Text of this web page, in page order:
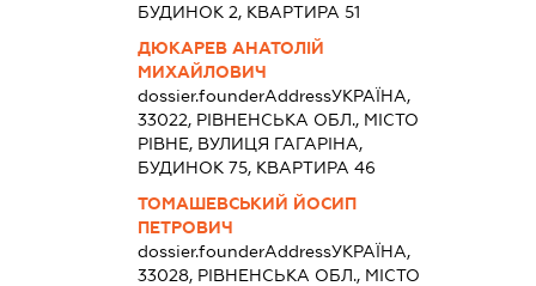
БУДИНОК 2, КВАРТИРА 51
ДЮКАРЕВ АНАТОЛІЙ
МИХАЙЛОВИЧ
dossier.founderAddressУКРАЇНА,
33022, РІВНЕНСЬКА ОБЛ., МІСТО
РІВНЕ, ВУЛИЦЯ ГАГАРІНА,
БУДИНОК 75, КВАРТИРА 46
ТОМАШЕВСЬКИЙ ЙОСИП
ПЕТРОВИЧ
dossier.founderAddressУКРАЇНА,
33028, РІВНЕНСЬКА ОБЛ., МІСТО